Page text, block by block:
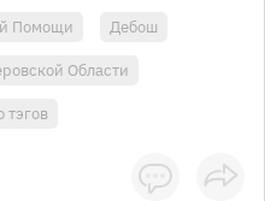
Помощи Дебош
Области
тэгов